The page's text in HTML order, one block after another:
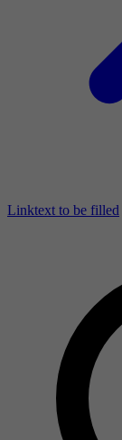
Linktext to be filled